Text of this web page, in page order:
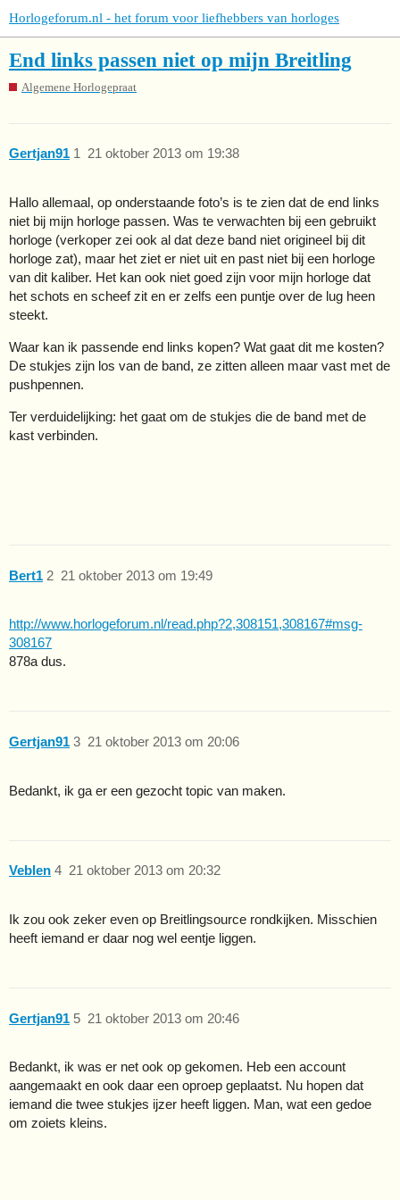
Horlogeforum.nl - het forum voor liefhebbers van horloges
End links passen niet op mijn Breitling
Algemene Horlogepraat
Gertjan91 21 oktober 2013 om 19:38
1
Hallo allemaal, op onderstaande foto’s is te zien dat de end links
niet bij mijn horloge passen. Was te verwachten bij een gebruikt
horloge (verkoper zei ook al dat deze band niet origineel bij dit
horloge zat), maar het ziet er niet uit en past niet bij een horloge
van dit kaliber. Het kan ook niet goed zijn voor mijn horloge dat
het schots en scheef zit en er zelfs een puntje over de lug heen
steekt.
Waar kan ik passende end links kopen? Wat gaat dit me kosten?
De stukjes zijn los van de band, ze zitten alleen maar vast met de
pushpennen.
Ter verduidelijking: het gaat om de stukjes die de band met de
kast verbinden.
Bert1 21 oktober 2013 om 19:49
2
http://www.horlogeforum.nl/read.php?2,308151,308167#msg-
308167
878a dus.
Gertjan91 21 oktober 2013 om 20:06
3
Bedankt, ik ga er een gezocht topic van maken.
Veblen 21 oktober 2013 om 20:32
4
Ik zou ook zeker even op Breitlingsource rondkijken. Misschien
heeft iemand er daar nog wel eentje liggen.
Gertjan91 21 oktober 2013 om 20:46
5
Bedankt, ik was er net ook op gekomen. Heb een account
aangemaakt en ook daar een oproep geplaatst. Nu hopen dat
iemand die twee stukjes ijzer heeft liggen. Man, wat een gedoe
om zoiets kleins.